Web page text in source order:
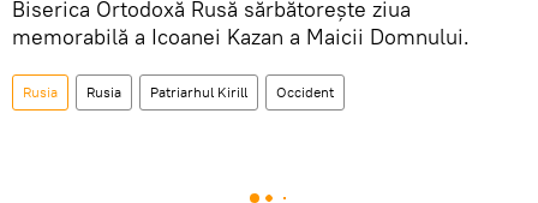
Biserica Ortodoxă Rusă sărbătorește ziua
memorabilă a Icoanei Kazan a Maicii Domnului.
Rusia Rusia Patriarhul Kirill Occident